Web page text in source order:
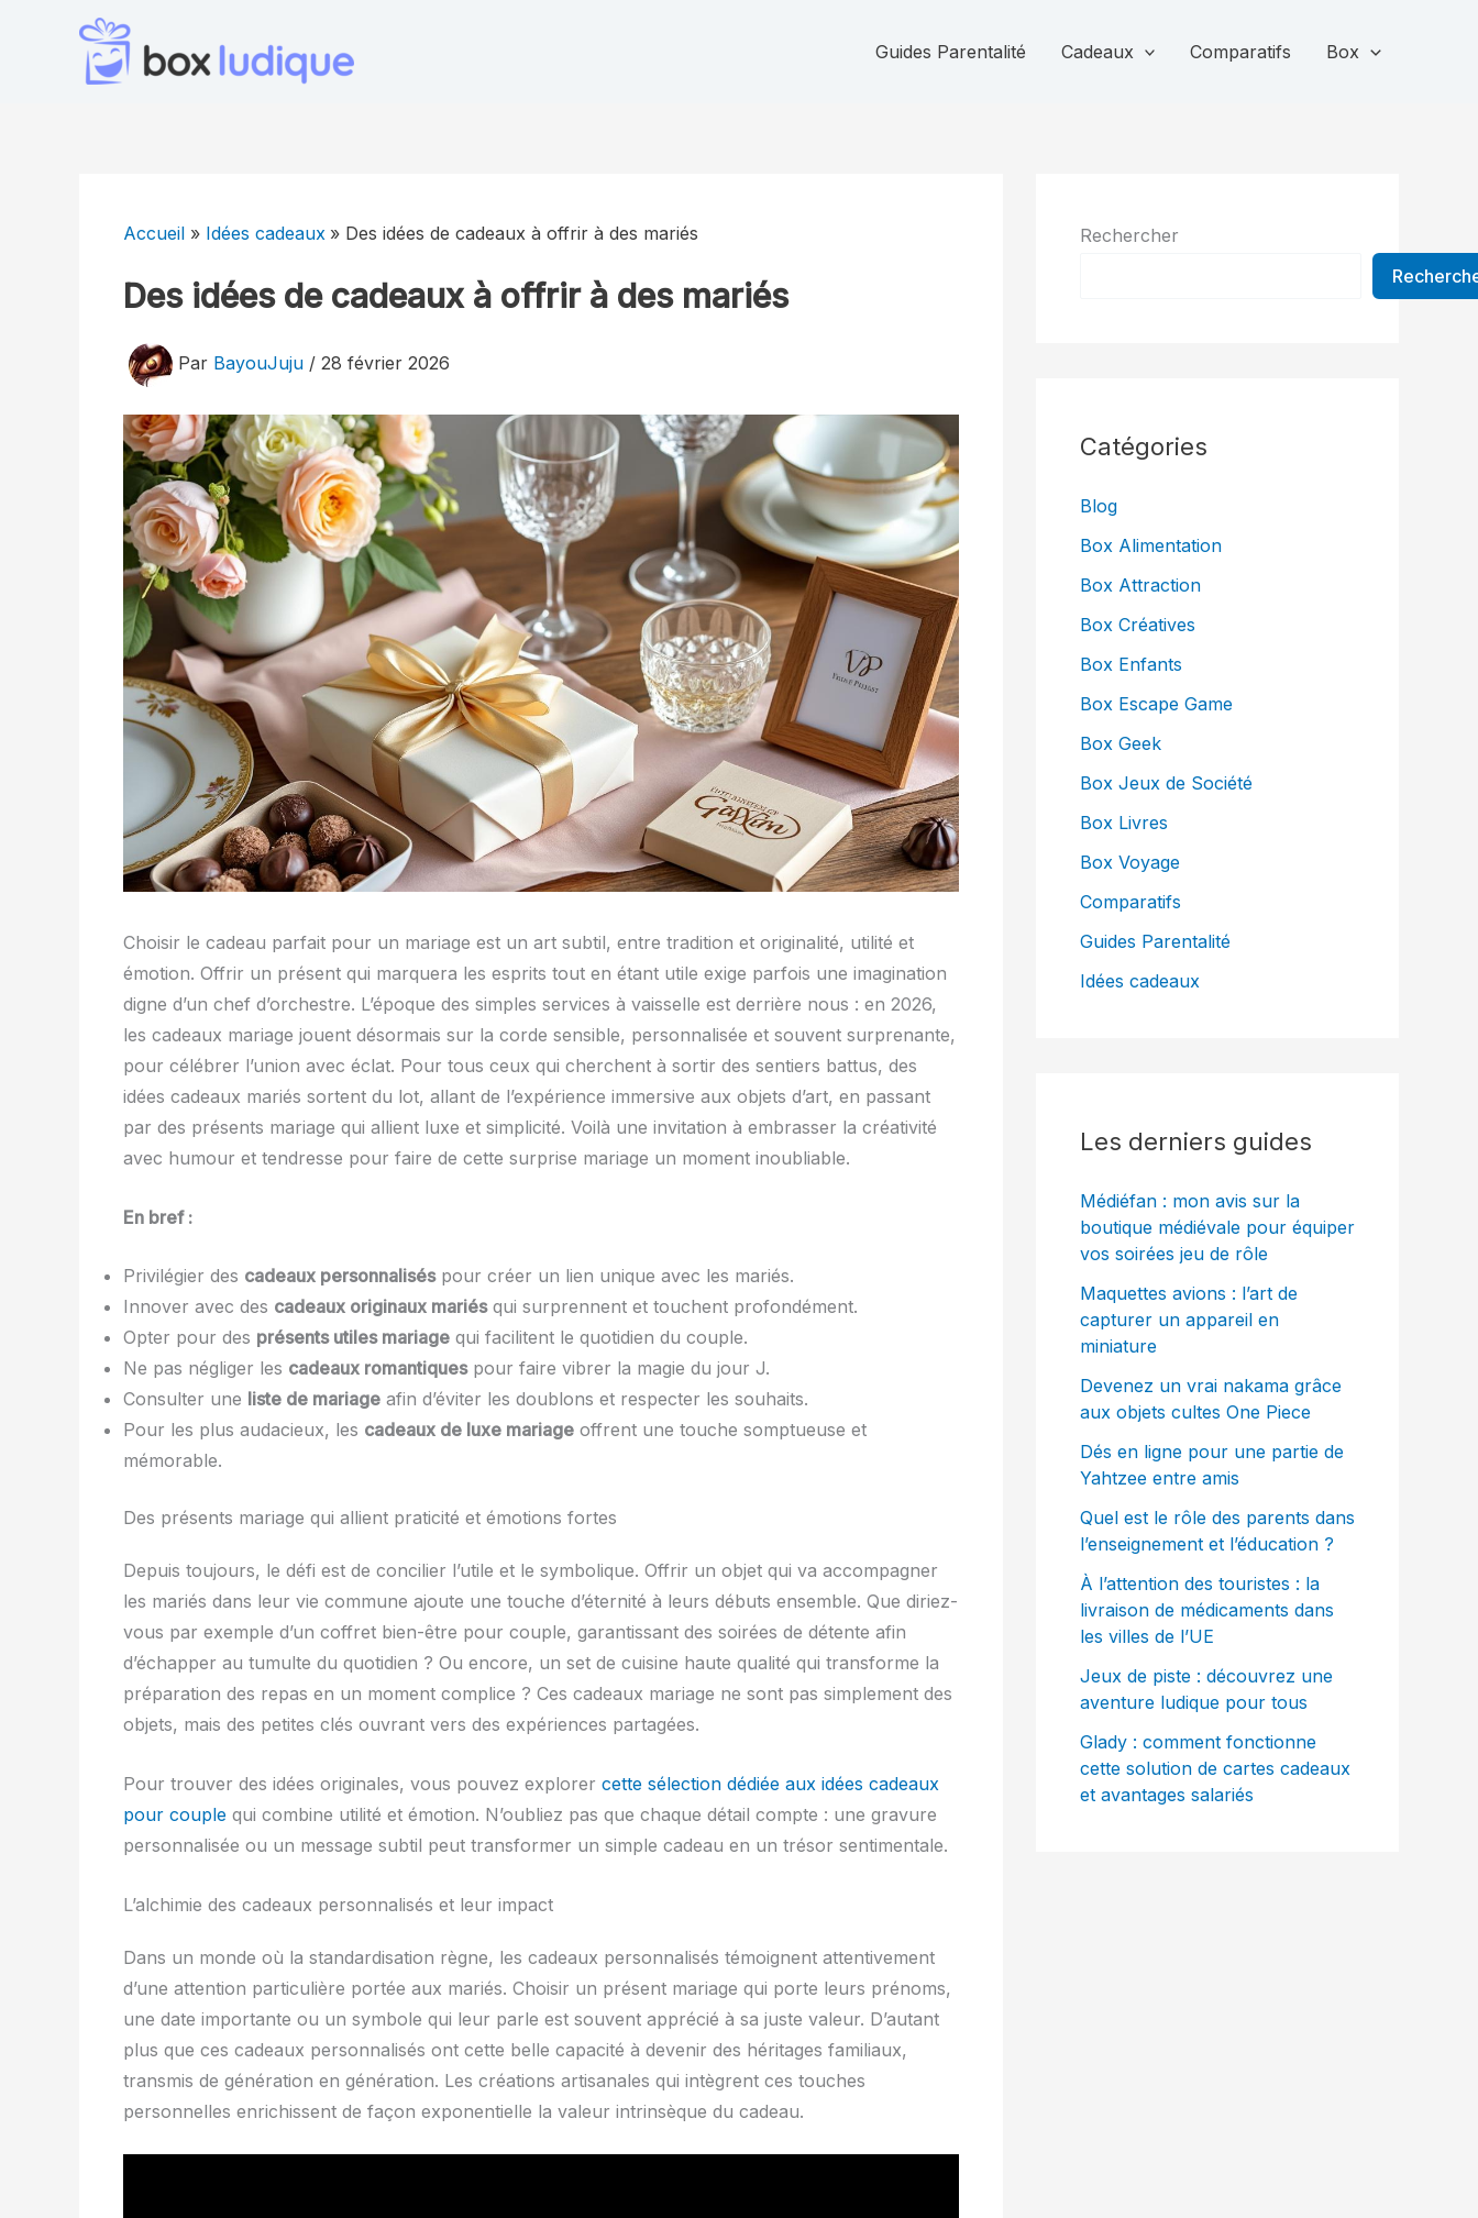
Guides Parentalité Cadeaux Comparatifs Box
Accueil Idées cadeaux Des idées de cadeaux à offrir à des mariés
Des idées de cadeaux à offrir à des mariés
Par BayouJuju / 28 février 2026
Choisir le cadeau parfait pour un mariage est un art subtil, entre tradition et originalité, utilité et
émotion. Offrir un présent qui marquera les esprits tout en étant utile exige parfois une imagination
digne d’un chef d’orchestre. L’époque des simples services à vaisselle est derrière nous : en 2026,
les cadeaux mariage jouent désormais sur la corde sensible, personnalisée et souvent surprenante,
pour célébrer l’union avec éclat. Pour tous ceux qui cherchent à sortir des sentiers battus, des
idées cadeaux mariés sortent du lot, allant de l’expérience immersive aux objets d’art, en passant
par des présents mariage qui allient luxe et simplicité. Voilà une invitation à embrasser la créativité
avec humour et tendresse pour faire de cette surprise mariage un moment inoubliable.
En bref :
Privilégier des cadeaux personnaliséspour créer un lien unique avec les mariés.
Innover avec des cadeaux originaux mariésqui surprennent et touchent profondément.
Opter pour des présents utiles mariage qui facilitent le quotidien du couple.
Ne pas négliger les cadeaux romantiquespour faire vibrer la magie du jour J.
Consulter une liste de mariage afin d’éviter les doublons et respecter les souhaits.
Pour les plus audacieux, les cadeaux de luxe mariage offrent une touche somptueuse et
mémorable.
Des présents mariage qui allient praticité et émotions fortes
Depuis toujours, le défi est de concilier l’utile et le symbolique. Offrir un objet qui va accompagner
les mariés dans leur vie commune ajoute une touche d’éternité à leurs débuts ensemble. Que diriez-
vous par exemple d’un coffret bien-être pour couple, garantissant des soirées de détente afin
d’échapper au tumulte du quotidien ? Ou encore, un set de cuisine haute qualité qui transforme la
préparation des repas en un moment complice ? Ces cadeaux mariage ne sont pas simplement des
objets, mais des petites clés ouvrant vers des expériences partagées.
Pour trouver des idées originales, vous pouvez explorer cette sélection dédiée aux idées cadeaux
pour couple qui combine utilité et émotion. N’oubliez pas que chaque détail compte : une gravure
personnalisée ou un message subtil peut transformer un simple cadeau en un trésor sentimentale.
L’alchimie des cadeaux personnalisés et leur impact
Dans un monde où la standardisation règne, les cadeaux personnalisés témoignent attentivement
d’une attention particulière portée aux mariés. Choisir un présent mariage qui porte leurs prénoms,
une date importante ou un symbole qui leur parle est souvent apprécié à sa juste valeur. D’autant
plus que ces cadeaux personnalisés ont cette belle capacité à devenir des héritages familiaux,
transmis de génération en génération. Les créations artisanales qui intègrent ces touches
personnelles enrichissent de façon exponentielle la valeur intrinsèque du cadeau.
Rechercher
Catégories
Blog
Box Alimentation
Box Attraction
Box Créatives
Box Enfants
Box Escape Game
Box Geek
Box Jeux de Société
Box Livres
Box Voyage
Comparatifs
Guides Parentalité
Idées cadeaux
Les derniers guides
Médiéfan : mon avis sur la
boutique médiévale pour équiper
vos soirées jeu de rôle
Maquettes avions : l’art de
capturer un appareil en
miniature
Devenez un vrai nakama grâce
aux objets cultes One Piece
Dés en ligne pour une partie de
Yahtzee entre amis
Quel est le rôle des parents dans
l’enseignement et l’éducation ?
À l’attention des touristes : la
livraison de médicaments dans
les villes de l’UE
Jeux de piste : découvrez une
aventure ludique pour tous
Glady : comment fonctionne
cette solution de cartes cadeaux
et avantages salariés